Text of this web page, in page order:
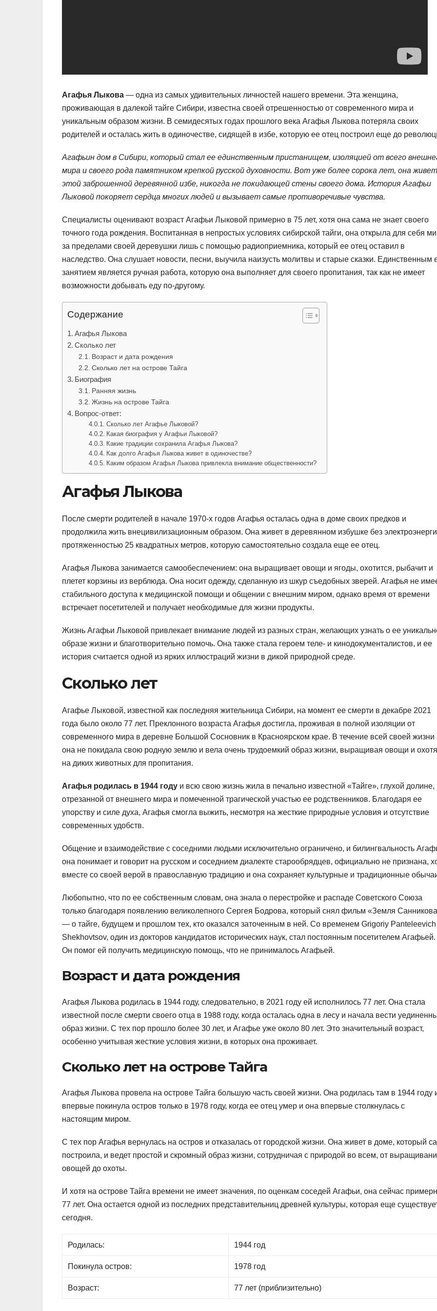
Агафья Лыкова — одна из самых удивительных личностей нашего времени. Эта женщина,
проживающая в далекой тайге Сибири, известна своей отрешенностью от современного мира и
уникальным образом жизни. В семидесятых годах прошлого века Агафья Лыкова потеряла своих
родителей и осталась жить в одиночестве, сидящей в избе, которую ее отец построил еще до
Агафьин дом в Сибири, который стал ее единственным пристанищем, изоляцией от всего
мира и своего рода памятником крепкой русской духовности. Вот уже более сорока лет, она
этой заброшенной деревянной избе, никогда не покидающей стены своего дома. История Агафьи
Лыковой покоряет сердца многих людей и вызывает самые противоречивые чувства.
Специалисты оценивают возраст Агафьи Лыковой примерно в 75 лет, хотя она сама не знает своего
точного года рождения. Воспитанная в непростых условиях сибирской тайги, она открыла для себя
за пределами своей деревушки лишь с помощью радиоприемника, который ее отец оставил в
наследство. Она слушает новости, песни, выучила наизусть молитвы и старые сказки. Единственным
занятием является ручная работа, которую она выполняет для своего пропитания, так как не имеет
возможности добывать еду по-другому.
Содержание
Агафья Лыкова
Сколько лет
Возраст и дата рождения
Сколько лет на острове Тайга
Биография
Ранняя жизнь
Жизнь на острове Тайга
Вопрос-ответ:
Сколько лет Агафье Лыковой?
Какая биография у Агафьи Лыковой?
Какие традиции сохранила Агафья Лыкова?
Как долго Агафья Лыкова живет в одиночестве?
Каким образом Агафья Лыкова привлекла внимание общественности?
Агафья Лыкова
После смерти родителей в начале 1970-х годов Агафья осталась одна в доме своих предков и
продолжила жить внецивилизационным образом. Она живет в деревянном избушке без
протяженностью 25 квадратных метров, которую самостоятельно создала еще ее отец.
Агафья Лыкова занимается самообеспечением: она выращивает овощи и ягоды, охотится, рыбачит и
плетет корзины из верблюда. Она носит одежду, сделанную из шкур съедобных зверей. Агафья не
стабильного доступа к медицинской помощи и общении с внешним миром, однако время от времени
встречает посетителей и получает необходимые для жизни продукты.
Жизнь Агафьи Лыковой привлекает внимание людей из разных стран, желающих узнать о ее
образе жизни и благотворительно помочь. Она также стала героем теле- и кинодокументалистов, и ее
история считается одной из ярких иллюстраций жизни в дикой природной среде.
Сколько лет
Агафье Лыковой, известной как последняя жительница Сибири, на момент ее смерти в декабре 2021
года было около 77 лет. Преклонного возраста Агафья достигла, проживая в полной изоляции от
современного мира в деревне Большой Сосновник в Красноярском крае. В течение всей своей жизни
она не покидала свою родную землю и вела очень трудоемкий образ жизни, выращивая овощи и
на диких животных для пропитания.
Агафья родилась в 1944 году и всю свою жизнь жила в печально известной «Тайге», глухой долине,
отрезанной от внешнего мира и помеченной трагической участью ее родственников. Благодаря ее
упорству и силе духа, Агафья смогла выжить, несмотря на жесткие природные условия и отсутствие
современных удобств.
Общение и взаимодействие с соседними людьми исключительно ограничено, и билингвальность
она понимает и говорит на русском и соседнием диалекте старообрядцев, официально не признана,
вместе со своей верой в православную традицию и она сохраняет культурные и традиционные
Любопытно, что по ее собственным словам, она знала о перестройке и распаде Советского Союза
только благодаря появлению великолепного Сергея Бодрова, который снял фильм «Земля
— о тайге, будущем и прошлом тех, кто оказался заточенным в ней. Со временем Grigoriy Panteleevich
Shekhovtsov, один из докторов кандидатов исторических наук, стал постоянным посетителем Агафьей.
Он помог ей получить медицинскую помощь, что не принималось Агафьей.
Возраст и дата рождения
Агафья Лыкова родилась в 1944 году, следовательно, в 2021 году ей исполнилось 77 лет. Она стала
известной после смерти своего отца в 1988 году, когда осталась одна в лесу и начала вести
образ жизни. С тех пор прошло более 30 лет, и Агафье уже около 80 лет. Это значительный возраст,
особенно учитывая жесткие условия жизни, в которых она проживает.
Сколько лет на острове Тайга
Агафья Лыкова провела на острове Тайга большую часть своей жизни. Она родилась там в 1944 году
впервые покинула остров только в 1978 году, когда ее отец умер и она впервые столкнулась с
настоящим миром.
С тех пор Агафья вернулась на остров и отказалась от городской жизни. Она живет в доме, который
построила, и ведет простой и скромный образ жизни, сотрудничая с природой во всем, от
овощей до охоты.
И хотя на острове Тайга времени не имеет значения, по оценкам соседей Агафьи, она сейчас
77 лет. Она остается одной из последних представительниц древней культуры, которая еще
сегодня.
Родилась: 1944 год
Покинула остров: 1978 год
Возраст: 77 лет (приблизительно)